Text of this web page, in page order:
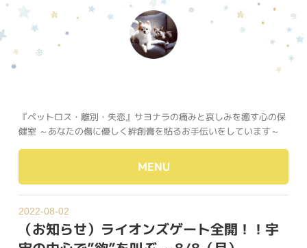
『ペットロス・離別・失恋』サヨナラの痛みと哀しみを癒す心の保
健室 ～あなたの傷に優しく絆創膏を貼るお手伝いをしています～
MENU
2022-08-02
（お知らせ）ライオンズゲート全開！！宇